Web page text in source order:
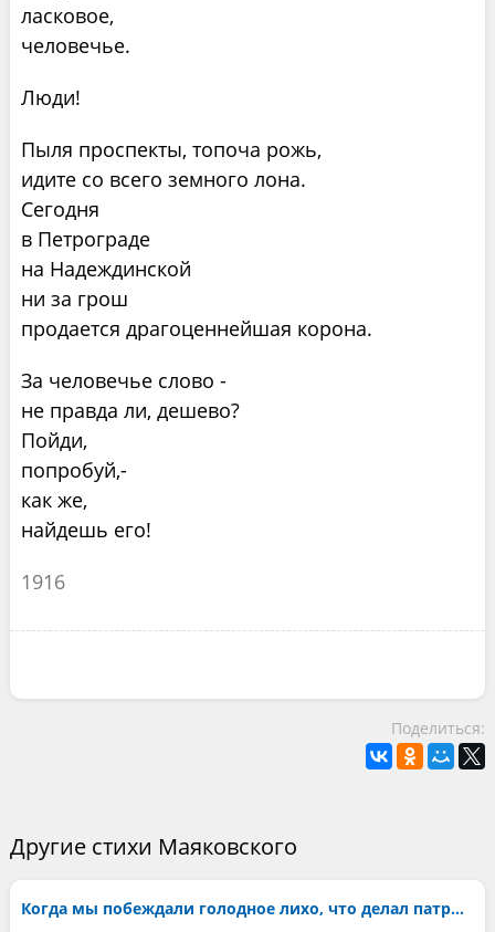
ласковое,
человечье.
Люди!
Пыля проспекты, топоча рожь,
идите со всего земного лона.
Сегодня
в Петрограде
на Надеждинской
ни за грош
продается драгоценнейшая корона.
За человечье слово -
не правда ли, дешево?
Пойди,
попробуй,-
как же,
найдешь его!
1916
Поделиться:
Другие стихи Маяковского
Когда мы побеждали голодное лихо, что делал патриарх Тихон?